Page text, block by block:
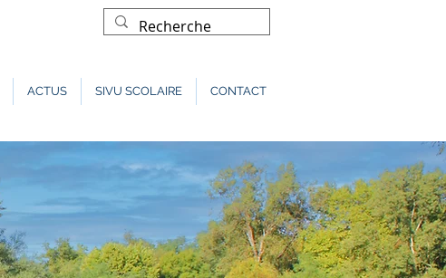
ACTUS SIVU SCOLAIRE CONTACT